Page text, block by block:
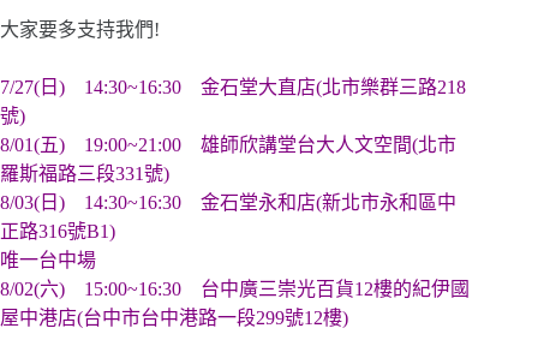
大家要多支持我們!
7/27(日) 14:30~16:30 金石堂大直店(北市樂群三路218
號)
8/01(五) 19:00~21:00 雄師欣講堂台大人文空間(北市
羅斯福路三段331號)
8/03(日) 14:30~16:30 金石堂永和店(新北市永和區中
正路316號B1)
唯一台中場
8/02(六) 15:00~16:30 台中廣三崇光百貨12樓的紀伊國
屋中港店(台中市台中港路一段299號12樓)